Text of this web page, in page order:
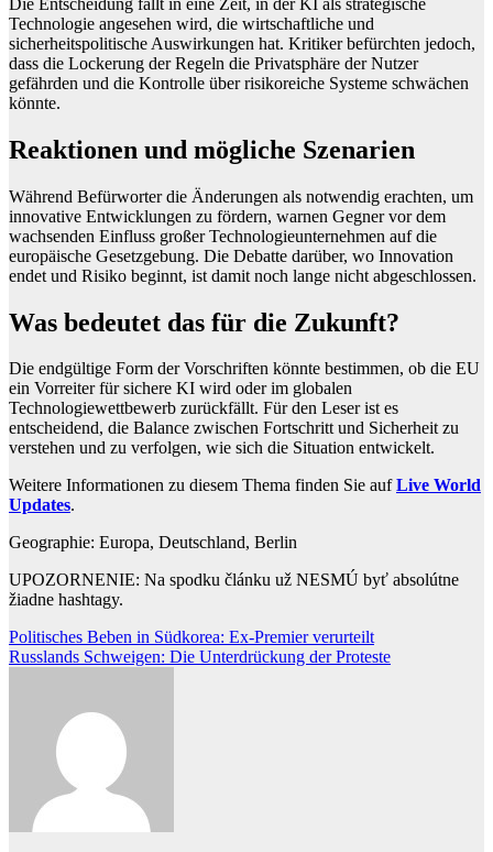
Technologie angesehen wird, die wirtschaftliche und
sicherheitspolitische Auswirkungen hat. Kritiker befürchten jedoch,
dass die Lockerung der Regeln die Privatsphäre der Nutzer
gefährden und die Kontrolle über risikoreiche Systeme schwächen
könnte.
Reaktionen und mögliche Szenarien
Während Befürworter die Änderungen als notwendig erachten, um
innovative Entwicklungen zu fördern, warnen Gegner vor dem
wachsenden Einfluss großer Technologieunternehmen auf die
europäische Gesetzgebung. Die Debatte darüber, wo Innovation
endet und Risiko beginnt, ist damit noch lange nicht abgeschlossen.
Was bedeutet das für die Zukunft?
Die endgültige Form der Vorschriften könnte bestimmen, ob die EU
ein Vorreiter für sichere KI wird oder im globalen
Technologiewettbewerb zurückfällt. Für den Leser ist es
entscheidend, die Balance zwischen Fortschritt und Sicherheit zu
verstehen und zu verfolgen, wie sich die Situation entwickelt.
Weitere Informationen zu diesem Thema finden Sie aufLive World
Updates.
Geographie: Europa, Deutschland, Berlin
UPOZORNENIE: Na spodku článku už NESMÚ byť absolútne
žiadne hashtagy.
Beitragsnavigation
Politisches Beben in Südkorea: Ex-Premier verurteilt
Russlands Schweigen: Die Unterdrückung der Proteste